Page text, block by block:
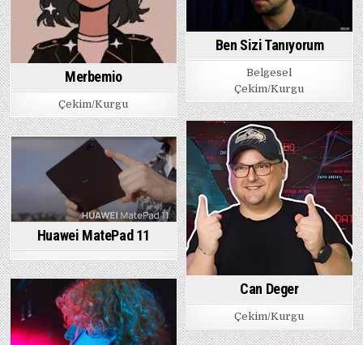
Merbemio
Çekim/Kurgu
Ben Sizi Tanıyorum
Belgesel
Çekim/Kurgu
Can Deger
Çekim/Kurgu
Huawei MatePad 11